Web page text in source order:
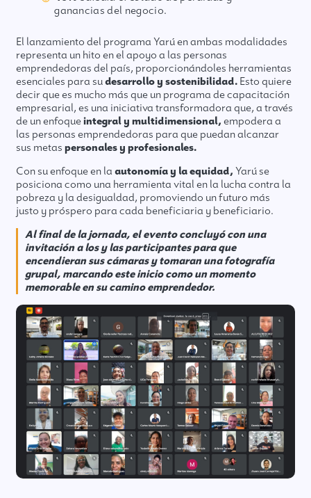
ganancias del negocio.
El lanzamiento del programa Yarú en ambas modalidades
representa un hito en el apoyo a las personas
emprendedoras del país, proporcionándoles herramientas
esenciales para sudesarrollo y sostenibilidad. Esto quiere
decir que es mucho más que un programa de capacitación
empresarial, es una iniciativa transformadora que, a través
de un enfoqueintegral y multidimensional, empodera a
las personas emprendedoras para que puedan alcanzar
sus metaspersonales y profesionales.
Con su enfoque en laautonomía y la equidad, Yarú se
posiciona como una herramienta vital en la lucha contra la
pobreza y la desigualdad, promoviendo un futuro más
justo y próspero para cada beneficiaria y beneficiario.
Al final de la jornada, el evento concluyó con una
invitación a los y las participantes para que
encendieran sus cámaras y tomaran una fotografía
grupal, marcando este inicio como un momento
memorable en su camino emprendedor.